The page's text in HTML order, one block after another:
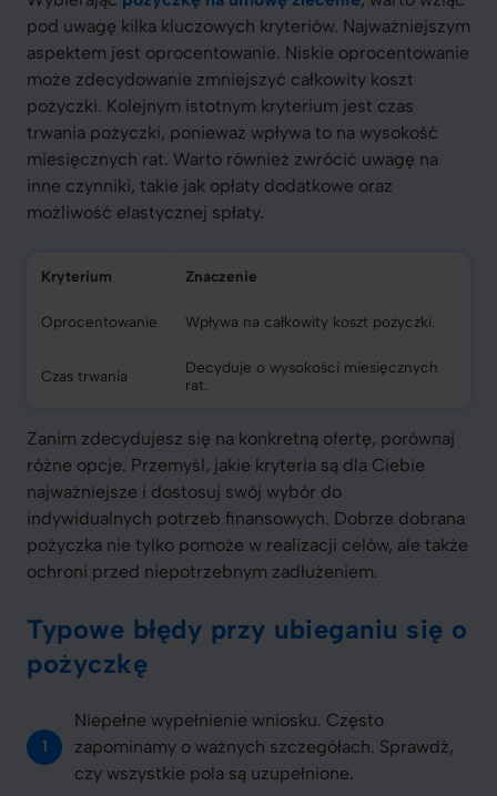
pod uwagę kilka kluczowych kryteriów. Najważniejszym
aspektem jest oprocentowanie. Niskie oprocentowanie
może zdecydowanie zmniejszyć całkowity koszt
pożyczki. Kolejnym istotnym kryterium jest czas
trwania pożyczki, ponieważ wpływa to na wysokość
miesięcznych rat. Warto również zwrócić uwagę na
inne czynniki, takie jak opłaty dodatkowe oraz
możliwość elastycznej spłaty.
Kryterium Znaczenie
Oprocentowanie Wpływa na całkowity koszt pożyczki.
Czas trwania
Decyduje o wysokości miesięcznych
rat.
Zanim zdecydujesz się na konkretną ofertę, porównaj
różne opcje. Przemyśl, jakie kryteria są dla Ciebie
najważniejsze i dostosuj swój wybór do
indywidualnych potrzeb finansowych. Dobrze dobrana
pożyczka nie tylko pomoże w realizacji celów, ale także
ochroni przed niepotrzebnym zadłużeniem.
Typowe błędy przy ubieganiu się o
pożyczkę
Niepełne wypełnienie wniosku. Często
zapominamy o ważnych szczegółach. Sprawdź,
czy wszystkie pola są uzupełnione.